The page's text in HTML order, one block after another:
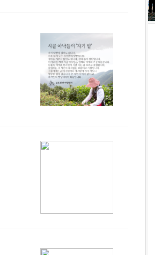
행복한가족
여행
9/24~9/26
건강명상법
스..
내면혁명워
11/7~11/8
내면혁명워